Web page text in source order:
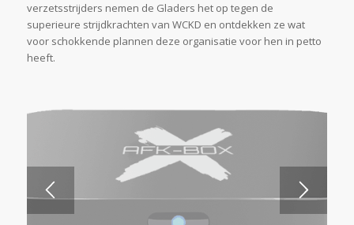
verzetsstrijders nemen de Gladers het op tegen de
superieure strijdkrachten van WCKD en ontdekken ze wat
voor schokkende plannen deze organisatie voor hen in petto
heeft.